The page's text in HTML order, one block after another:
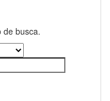
de busca.